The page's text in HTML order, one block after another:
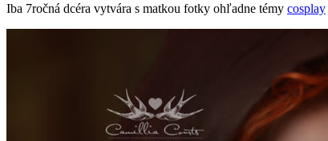
Iba 7ročná dcéra vytvára s matkou fotky ohľadne témy cosplay